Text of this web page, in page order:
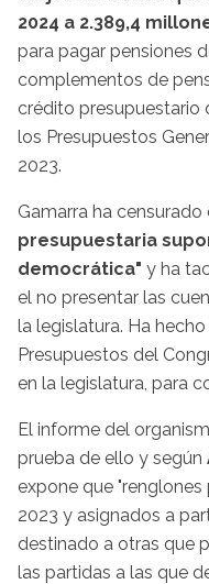
2024 a 2.389,4
para pagar pensiones
complementos de
crédito presupuestario
los Presupuestos
2023.
Gamarra ha censurado
presupuestaria
democrática" y ha
el no presentar las
la legislatura. Ha
Presupuestos del
en la legislatura, para
El informe del
prueba de ello y según
expone que
2023 y asignados a
destinado a otras que
las partidas a las que